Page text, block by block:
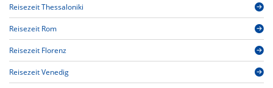
Reisezeit Thessaloniki
Reisezeit Rom
Reisezeit Florenz
Reisezeit Venedig